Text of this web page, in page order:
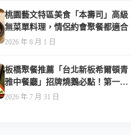
桃園藝文特區美食「本壽司」高級
無菜單料理，情侶約會聚餐都適合
2026 年 8 月 1 日
板橋聚餐推薦「台北新板希爾頓青
雅中餐廳」招牌燒鵝必點！第一次
吃就驚艷-附菜單
2026 年 7 月 31 日